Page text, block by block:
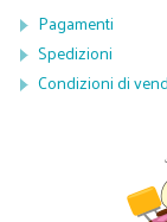
Pagamenti
Spedizioni
Condizioni di